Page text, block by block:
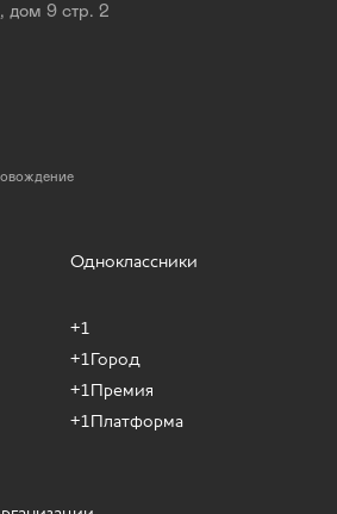
дом 9 стр. 2
Одноклассники
+1
+1Город
+1Премия
+1Платформа